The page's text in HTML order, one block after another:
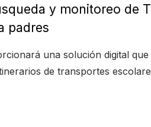
y monitoreo de
padres
una solución digital
de transportes